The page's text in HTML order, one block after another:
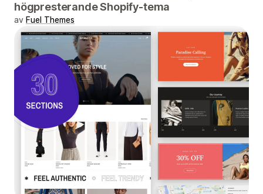
högpresterande Shopify-tema
av Fuel Themes